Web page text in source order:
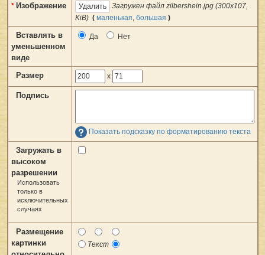
* Изображение
Загружен файл zilbershein.jpg (300x107,
KiB) ( маленькая большая )
Вставлять в
уменьшенном
виде
Да Нет
Размер x
Подпись
Показать подсказку по форматированию текста
Загружать в
высоком
разрешении
Использовать
только в
исключительных
случаях
Размещение
картинки
Текст